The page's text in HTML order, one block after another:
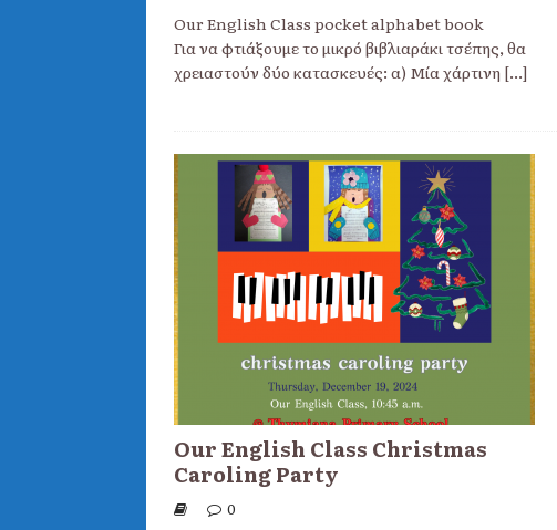
Our English Class pocket alphabet book
Για να φτιάξουμε το μικρό βιβλιαράκι τσέπης, θα
χρειαστούν δύο κατασκευές: α) Μία χάρτινη [...]
Our English Class Christmas
Caroling Party
0